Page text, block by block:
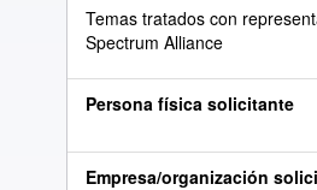
Temas tratados con
Spectrum Alliance
Persona física solicitante
Empresa/organización